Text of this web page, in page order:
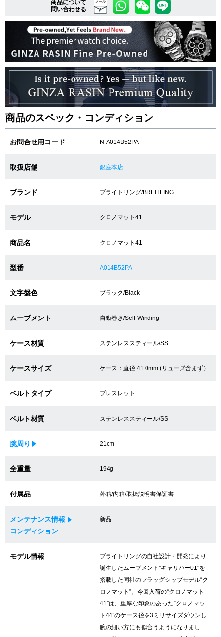
複数条件で商品を絞り込む
詳細検索はこちら
ご利用ガイド
GINZA RASINのプレミアムクオリティについて
送料・お支払方法
ショッピングローンの流れ
ショップサービス
ラッピングサービス
腕時計サイズ調整サービス
店舗受け取りサービス
店舗取り寄せサービス
75%以上保証！中古商品高価買戻し
修理・メンテナンスをご希望の方
修理・メンテンナンスについて
商品について
問い合わせる
メール
商品のスペック・コンディション
お問合せ用コード N-A014B52PA
取扱店舗 銀座本店
ブランド ブライトリング/BREITLING
モデル クロノマット41
商品名 クロノマット41
型番 A014B52PA
文字盤色 ブラック/Black
ムーブメント 自動巻き/Self-Winding
ケース材質 ステンレススティール/SS
ケースサイズ ケース：直径 41.0mm (リューズ含まず）
ベルトタイプ ブレスレット
ベルト材質 ステンレススティール/SS
腕周り 21cm
全重量 194g
付属品 外箱/内箱/取扱説明書保証書
メンテナンス情報
コンディション
新品
モデル情報
ブライトリングの自社設計・開発により
誕生したムーブメント“キャリバー01"を
搭載した同社のフラッグシップモデル“ク
ロノマット”。今回入荷の“クロノマット
41”は、重厚な印象のあった“クロノマッ
ト44”のケース径を3ミリサイズダウンし
腕の細い方にも似合うようになりまし